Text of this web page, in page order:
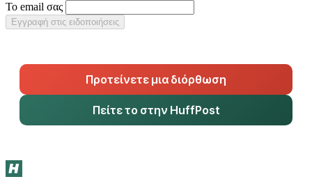
Το email σας
Εγγραφή στις ειδοποιήσεις
Προτείνετε μια διόρθωση
Πείτε το στην HuffPost